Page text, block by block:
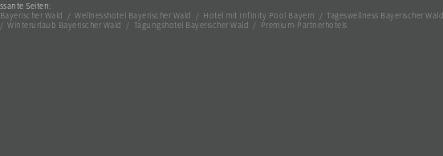
Seiten:
Wald
/ Wellnesshotel Bayerischer Wald / Hotel mit Infinity Pool Bayern / Tageswellness Bayerischer Wald
/ Winterurlaub Bayerischer Wald / Tagungshotel Bayerischer Wald / Premium-Partnerhotels